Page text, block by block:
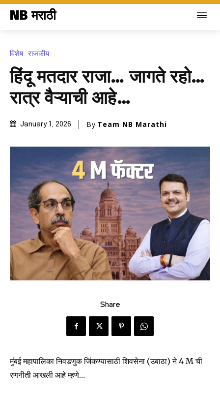
NB मराठी
विशेष राजकीय
हिंदू मतदार राजा… जागते रहो…
रात्र वैऱ्याची आहे…
January 1, 2026 By Team NB Marathi
Share
मुंबई महापालिका निवडणुक जिंकण्यासाठी शिवसेना (उबाठा) ने 4 M ची
रणनीती आखली आहे म्हणे…